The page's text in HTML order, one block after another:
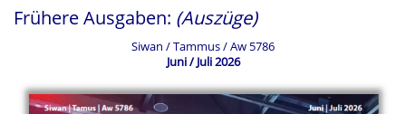
Frühere Ausgaben: (Auszüge)
Siwan / Tammus / Aw 5786
Juni / Juli 2026